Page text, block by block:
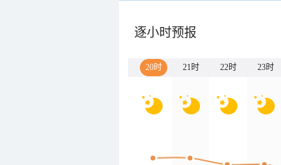
逐小时预报
20时 21时 22时 23时